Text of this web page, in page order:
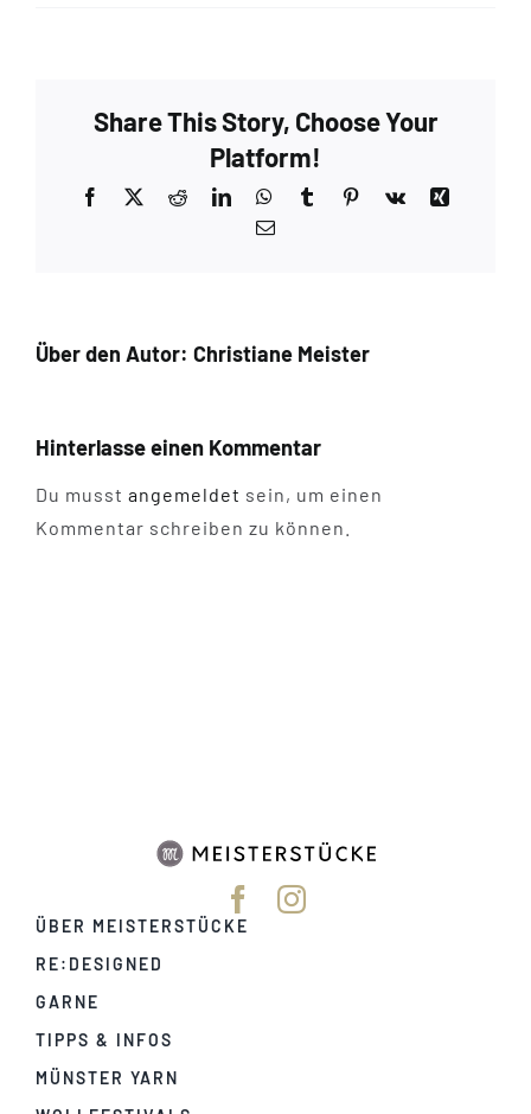
Share This Story, Choose Your
Platform!
Facebook Reddit LinkedInWhatsApp
TumblrPinterest
Vk
E-
Über den Autor: Christiane Meister
Hinterlasse einen Kommentar
Du musst angemeldet sein, um einen
Kommentar schreiben zu können.
ÜBER MEISTERSTÜCKE
RE:DESIGNED
GARNE
TIPPS & INFOS
MÜNSTER YARN